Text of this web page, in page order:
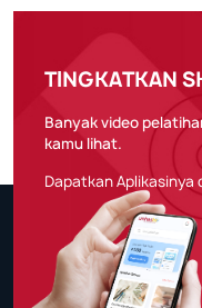
TINGKATKAN
Banyak video
kamu lihat.
Dapatkan Aplikasinya